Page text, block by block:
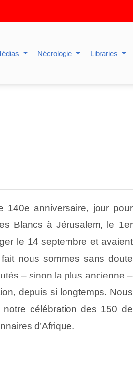
Nécrologie Libraries
140e anniversaire, jour pour
Blancs àJérusalem, le 1er
le 14 septembre et avaient
nous sommes sans doute
– sinon la plus ancienne –
depuis si longtemps. Nous
célébration des 150 de
d’Afrique.